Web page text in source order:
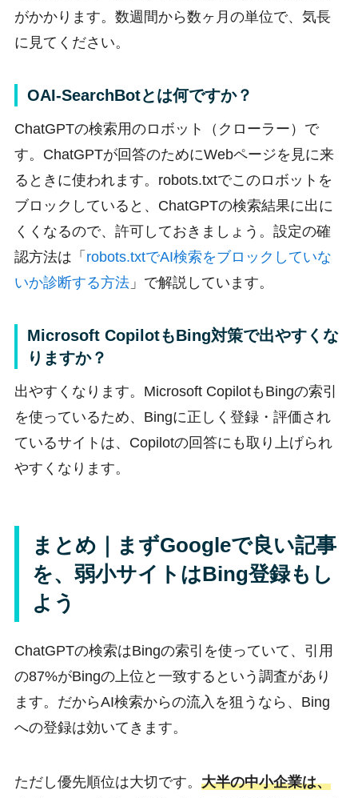
がかかります。数週間から数ヶ月の単位で、気長
に見てください。
OAI-SearchBotとは何ですか？
ChatGPTの検索用のロボット（クローラー）で
す。ChatGPTが回答のためにWebページを見に来
るときに使われます。robots.txtでこのロボットを
ブロックしていると、ChatGPTの検索結果に出に
くくなるので、許可しておきましょう。設定の確
認方法は「 robots.txtでAI検索をブロックしていな
いか診断する方法」で解説しています。
Microsoft CopilotもBing対策で出やすくな
りますか？
出やすくなります。Microsoft CopilotもBingの索引
を使っているため、Bingに正しく登録・評価され
ているサイトは、Copilotの回答にも取り上げられ
やすくなります。
まとめ｜まずGoogleで良い記事
を、弱小サイトはBing登録もし
よう
ChatGPTの検索はBingの索引を使っていて、引用
の87%がBingの上位と一致するという調査があり
ます。だからAI検索からの流入を狙うなら、Bing
への登録は効いてきます。
ただし優先順位は大切です。 大半の中小企業は、